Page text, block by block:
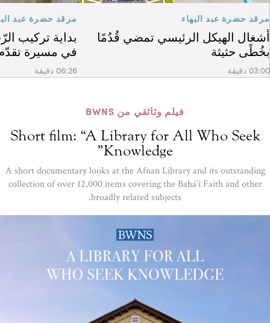
مرقد حضرة عبد البهاء
أشغال الهيكل الرئيسي تمضي قُدُمًا
بخُطًى حثيثة
03:00 دقيقة
مرقد حضرة عبد
بداية تركيب
في مسيرة
06:26 دقيقة
فيلم وثائقي من BWNS
Short film: “A Library for All Who Seek
Knowledge”
A short documentary looks at the Afnan Library and its outstanding
collection of over 12,000 items covering the Bahá’í Faith and other
broadly related subjects.